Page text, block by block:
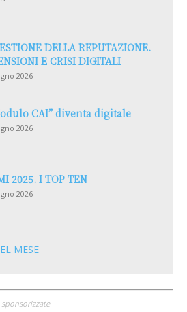
DELLA REPUTAZIONE.
E CRISI DIGITALI
2026
CAI” diventa digitale
2026
2025. I TOP TEN
2026
MESE